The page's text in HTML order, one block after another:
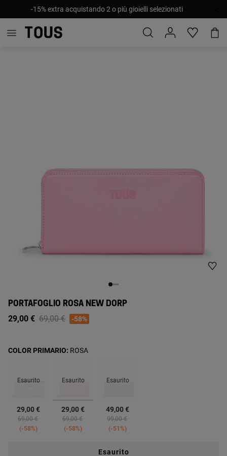
-15% extra acquistando 2 o più gioielli selezionati
PORTAFOGLIO ROSA NEW DORP
29,00 € Price reduced from
69,00 €to-58%
Esaurito
29,00 €
Price reduced from
69,00 €to
-58%
Esaurito
selezionato
29,00 €
Price reduced from
69,00 €to
-58%
Esaurito
49,00 €
Price reduced from
99,00 €to
-51%
COLOR PRIMARIO: ROSA
Esaurito